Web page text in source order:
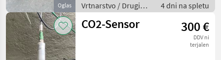
Oglas
Vrtnarstvo / Drugi
stroji za vrtnarstvo
4 dni na spletu
CO2-Sensor 300 €
DDV ni
terjalen